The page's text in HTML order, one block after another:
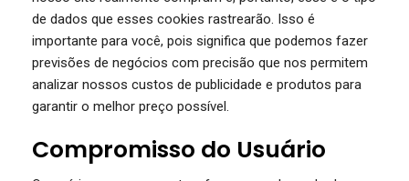
de dados que esses cookies rastrearão. Isso é
importante para você, pois significa que podemos fazer
previsões de negócios com precisão que nos permitem
analizar nossos custos de publicidade e produtos para
garantir o melhor preço possível.
Compromisso do Usuário